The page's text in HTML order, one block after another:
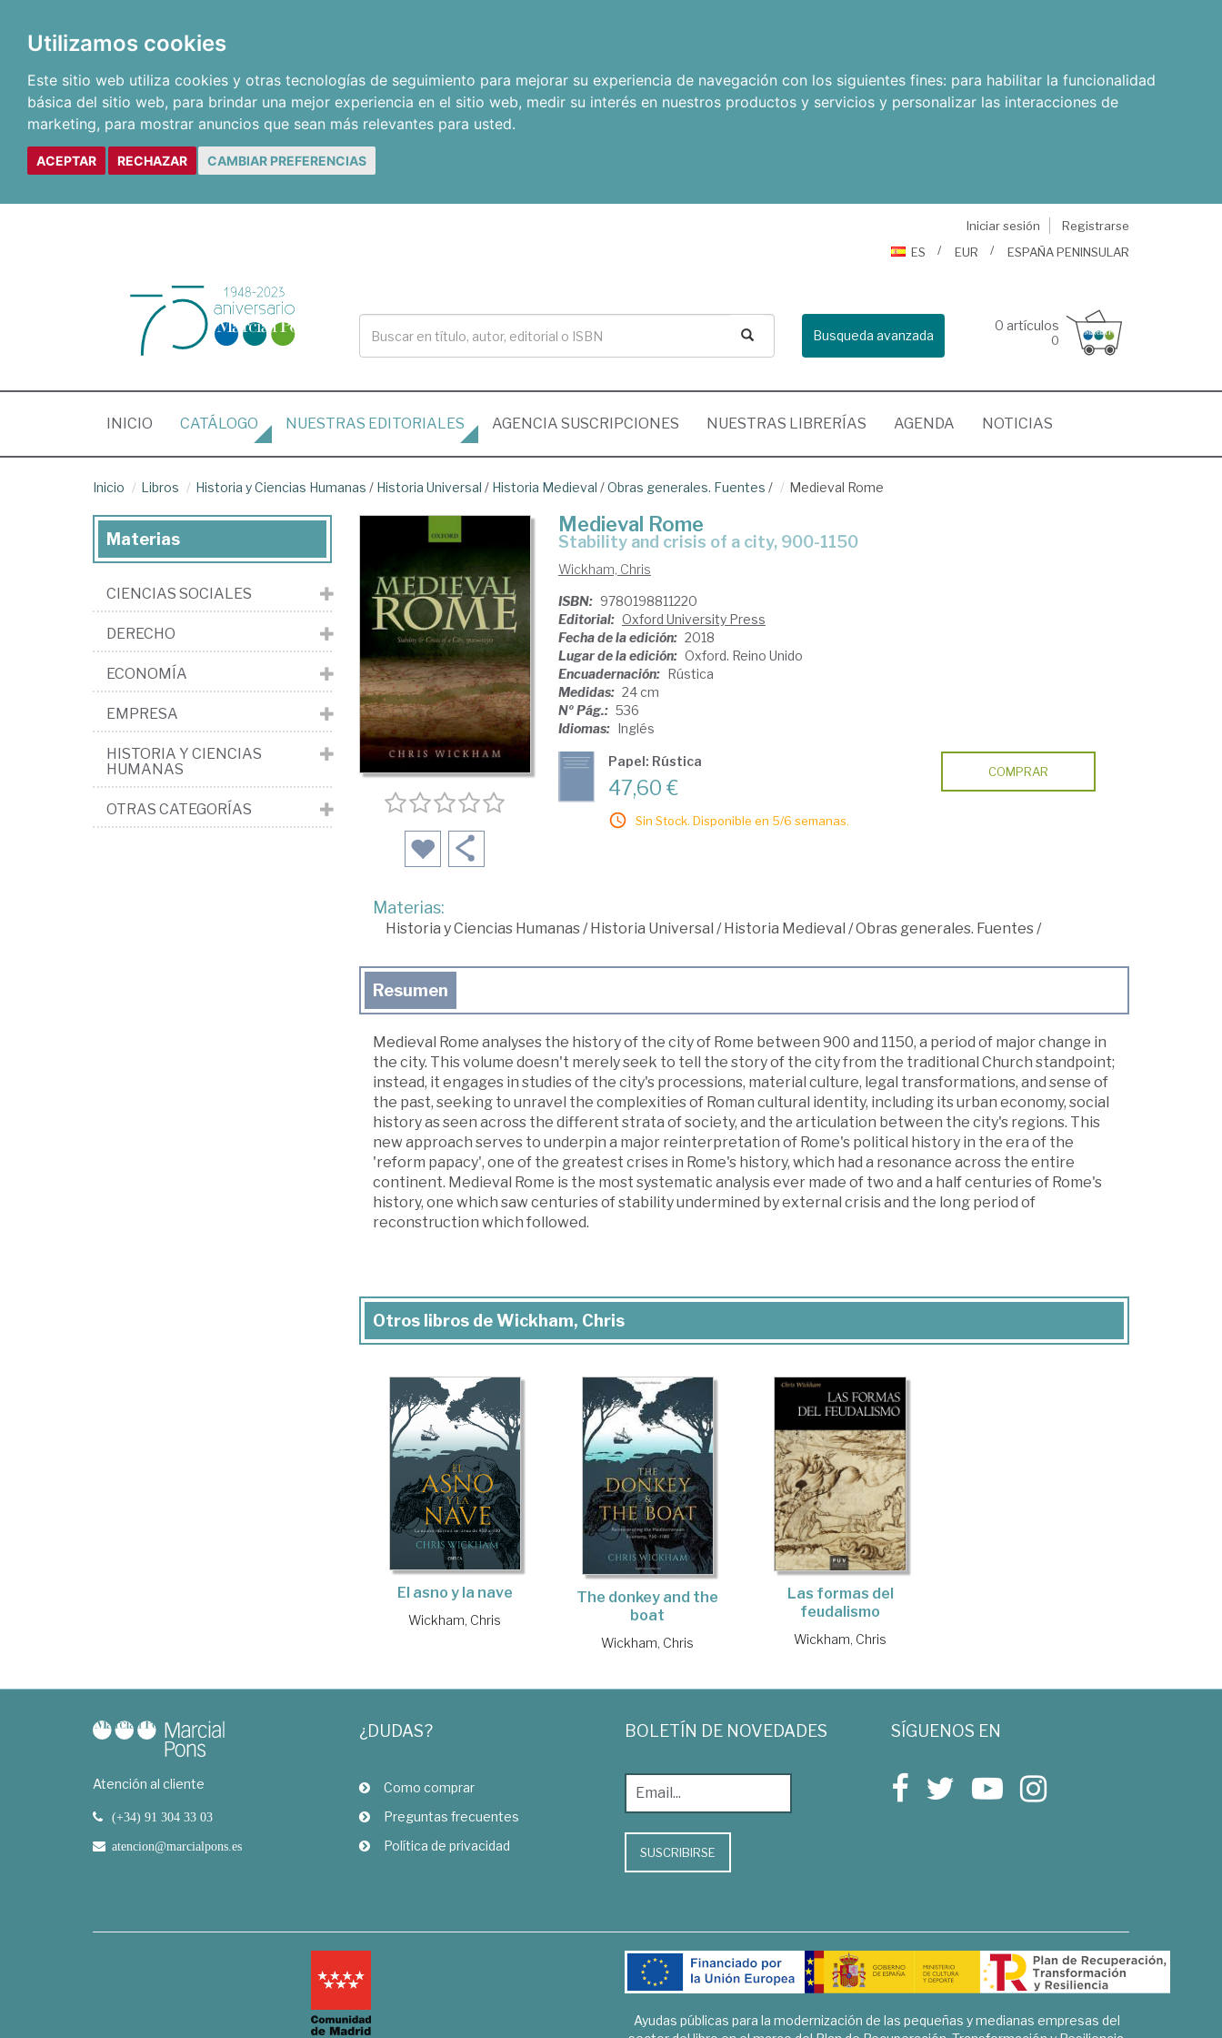
Utilizamos cookies
Este sitio web utiliza cookies y otras tecnologías de seguimiento para mejorar su experiencia de navegación con los siguientes fines: para habilitar la funcionalidad
básica del sitio web, para brindar una mejor experiencia en el sitio web, medir su interés en nuestros productos y servicios y personalizar las interacciones de
marketing, para mostrar anuncios que sean más relevantes para usted.
ACEPTAR RECHAZAR CAMBIAR PREFERENCIAS
Iniciar sesión
Registrarse
ES
EUR ESPAÑA PENINSULAR
Busqueda avanzada
0 artículos
0
INICIO (CURRENT)
CATÁLOGO NUESTRAS EDITORIALES AGENCIA SUSCRIPCIONES NUESTRAS LIBRERÍAS AGENDA NOTICIAS
Inicio Libros Historia y Ciencias Humanas / Historia Universal / Historia Medieval /Obras generales. Fuentes / Medieval Rome
Medieval Rome
stability and crisis of a city, 900-1150
Wickham, Chris
ISBN: 9780198811220
Editorial: Oxford University Press
Fecha de la edición: 2018
Lugar de la edición: Oxford. Reino Unido
Encuadernación: Rústica
Medidas: 24 cm
Nº Pág.: 536
Idiomas: Inglés
Papel: Rústica
47,60 €
Sin Stock. Disponible en 5/6 semanas.
COMPRAR
Materias:
Historia y Ciencias Humanas/Historia Universal /Historia Medieval /Obras generales. Fuentes/
Resumen
Medieval Rome analyses the history of the city of Rome between 900 and 1150, a period of major change in
the city. This volume doesn't merely seek to tell the story of the city from the traditional Church standpoint;
instead, it engages in studies of the city's processions, material culture, legal transformations, and sense of
the past, seeking to unravel the complexities of Roman cultural identity, including its urban economy, social
history as seen across the different strata of society, and the articulation between the city's regions. This
new approach serves to underpin a major reinterpretation of Rome's political history in the era of the
'reform papacy', one of the greatest crises in Rome's history, which had a resonance across the entire
continent. Medieval Rome is the most systematic analysis ever made of two and a half centuries of Rome's
history, one which saw centuries of stability undermined by external crisis and the long period of
reconstruction which followed.
Otros libros de Wickham, Chris
El asno y la nave
Wickham, Chris
The donkey and the
boat
Wickham, Chris
Las formas del
feudalismo
Wickham, Chris
Materias
CIENCIAS SOCIALES
DERECHO
ECONOMÍA
EMPRESA
HISTORIA Y CIENCIAS
HUMANAS
OTRAS CATEGORÍAS
Atención al cliente
(+34) 91 304 33 03
atencion@marcialpons.es
¿DUDAS?
Como comprar
Preguntas frecuentes
Política de privacidad
BOLETÍN DE NOVEDADES
SUSCRIBIRSE
SÍGUENOS EN
Ayudas públicas para la modernización de las pequeñas y medianas empresas del